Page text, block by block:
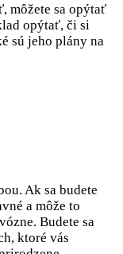
môžete sa opýtať
opýtať, či si
sú jeho plány na
Ak sa budete
a môže to
Budete sa
ktoré vás